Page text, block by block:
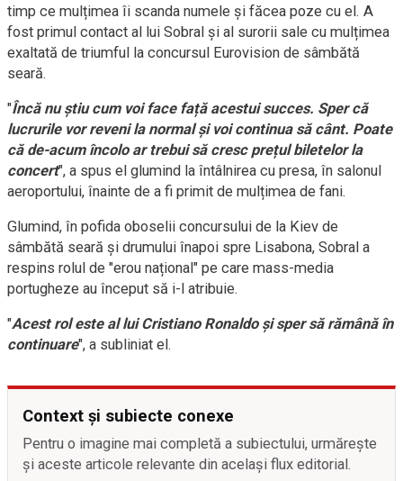
timp ce mulțimea îi scanda numele și făcea poze cu el. A
fost primul contact al lui Sobral și al surorii sale cu mulțimea
exaltată de triumful la concursul Eurovision de sâmbătă
seară.
"Încă nu știu cum voi face față acestui succes. Sper că
lucrurile vor reveni la normal și voi continua să cânt. Poate
că de-acum încolo ar trebui să cresc prețul biletelor la
concert", a spus el glumind la întâlnirea cu presa, în salonul
aeroportului, înainte de a fi primit de mulțimea de fani.
Glumind, în pofida oboselii concursului de la Kiev de
sâmbătă seară și drumului înapoi spre Lisabona, Sobral a
respins rolul de "erou național" pe care mass-media
portugheze au început să i-l atribuie.
"Acest rol este al lui Cristiano Ronaldo și sper să rămână în
continuare", a subliniat el.
Context și subiecte conexe
Pentru o imagine mai completă a subiectului, urmărește
și aceste articole relevante din același flux editorial.